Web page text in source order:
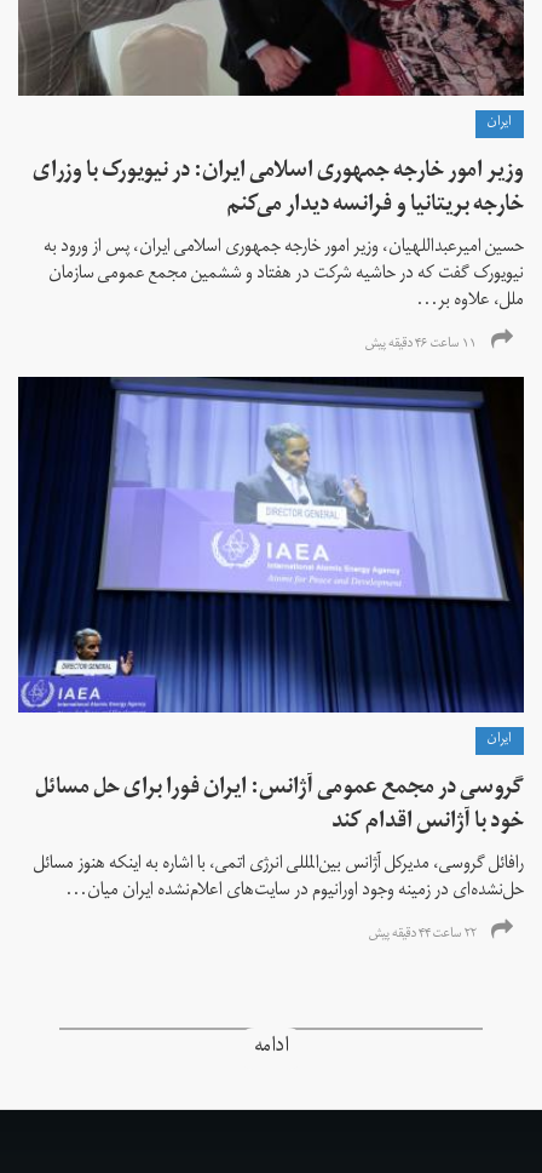
ايران
وزیر امور خارجه جمهوری اسلامی ایران: در نیویورک با وزرای
خارجه بریتانیا و فرانسه دیدار می‌کنم
حسین امیرعبداللهیان، وزیر امور خارجه جمهوری اسلامی ایران، پس از ورود به
نیویورک گفت که در حاشیه شرکت در هفتاد و ششمین مجمع عمومی سازمان
ملل، علاوه بر...
۱۱ ساعت ۴۶ دقیقه پیش
ايران
گروسی در مجمع عمومی آژانس: ایران فورا برای حل مسائل
خود با آژانس اقدام کند
رافائل گروسی، مدیرکل آژانس بین‌المللی انرژی اتمی، با اشاره به اینکه هنوز مسائل
حل‌نشده‌ای در زمینه وجود اورانیوم در سایت‌های اعلام‌نشده ایران میان...
۲۲ ساعت ۴۴ دقیقه پیش
ادامه